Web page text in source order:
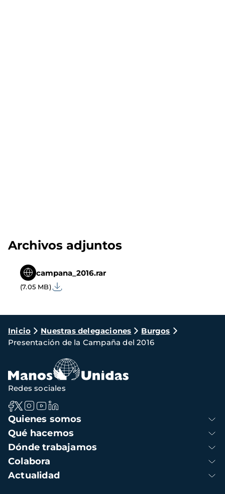
Archivos adjuntos
campana_2016.rar
(7.05 MB)
Ruta
de
navegación
Inicio Nuestras delegaciones
Burgos
Presentación de la Campaña del 2016
Navegación
principal
Quienes somos
Qué hacemos
Dónde trabajamos
Colabora
Actualidad
Redes sociales